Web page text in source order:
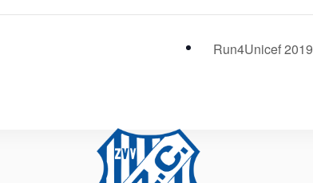
Run4Unicef 2019